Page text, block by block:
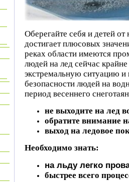
Оберегайте себя и детей от
достигает плюсовых
реках области имеются
людей на лед сейчас крайне
экстремальную ситуацию и
безопасности людей на
период весеннего
не выходите на лед
обратите внимание
выход на ледовое
Необходимо знать:
на льду легко
быстрее всего